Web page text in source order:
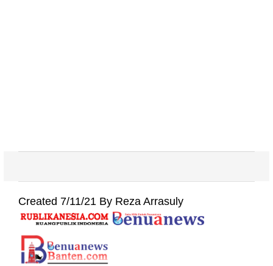
Created 7/11/21 By Reza Arrasuly